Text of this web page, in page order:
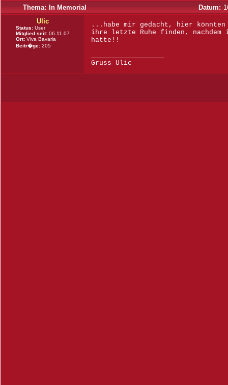
Thema: In Memorial Datum:
Ulic
Status: User
Mitglied seit: 06.11.07
Ort: Viva Bavaria
Beitr�ge: 205
...habe mir gedacht, hier könnten
ihre letzte Ruhe finden, nachdem
hatte!!
Gruss Ulic